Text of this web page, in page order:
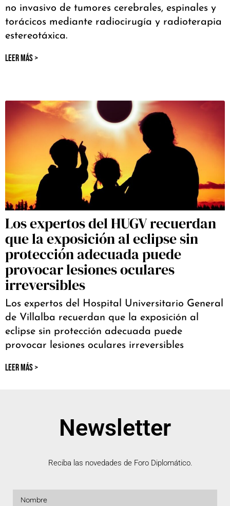
no invasivo de tumores cerebrales, espinales y
torácicos mediante radiocirugía y radioterapia
estereotáxica.
LEER MÁS >
Los expertos del HUGV recuerdan
que la exposición al eclipse sin
protección adecuada puede
provocar lesiones oculares
irreversibles
Los expertos del Hospital Universitario General
de Villalba recuerdan que la exposición al
eclipse sin protección adecuada puede
provocar lesiones oculares irreversibles
LEER MÁS >
Newsletter
Reciba las novedades de Foro Diplomático.